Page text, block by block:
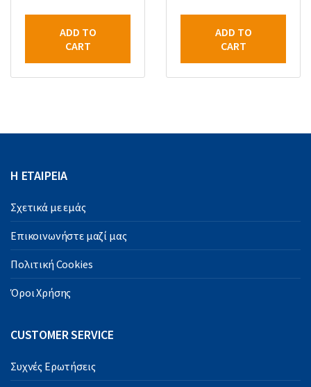
ADD TO
CART
ADD TO
CART
Η ΕΤΑΙΡΕΙΑ
Σχετικά με εμάς
Επικοινωνήστε μαζί μας
Πολιτική Cookies
Όροι Χρήσης
CUSTOMER SERVICE
Συχνές Ερωτήσεις